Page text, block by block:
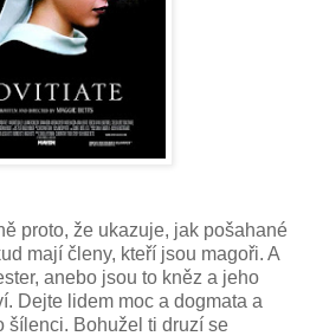
proto, že ukazuje, jak pošahané
mají členy, kteří jsou magoři. A
anebo jsou to kněz a jeho
Dejte lidem moc a dogmata a
šílenci. Bohužel ti druzí se